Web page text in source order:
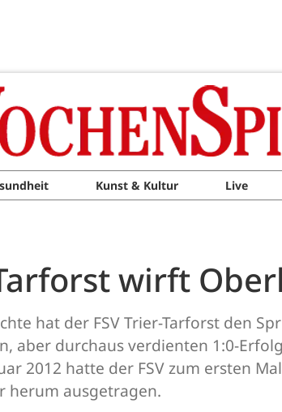
Kunst & Kultur Live
wirft
hat der FSV Trier-Tarforst den
aber durchaus verdienten 1:0-
2012 hatte der FSV zum ersten
herum ausgetragen.